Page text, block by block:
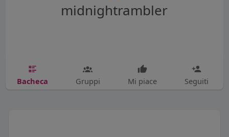
midnightrambler
Bacheca Gruppi Mi piace Seguiti